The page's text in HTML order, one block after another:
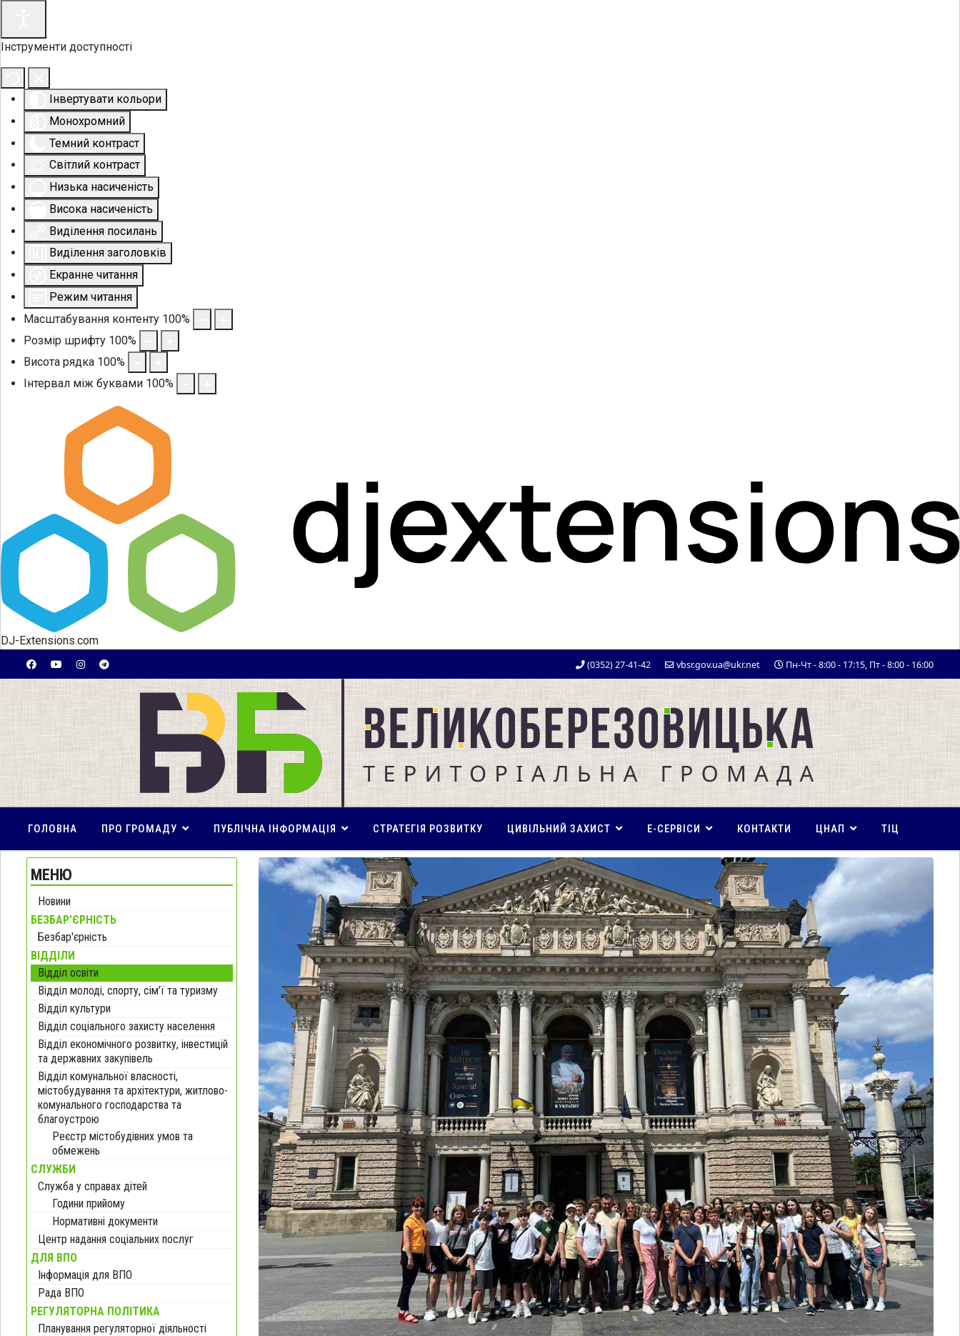
Інструменти доступності
Інвертувати кольори
Монохромний
Темний контраст
Світлий контраст
Низька насиченість
Висока насиченість
Виділення посилань
Виділення заголовків
Екранне читання
Режим читання
Масштабування контенту 100%
Розмір шрифту 100%
Висота рядка 100%
Інтервал між буквами 100%
DJ-Extensions.com
(0352) 27-41-42 vbsr.gov.ua@ukr.net Пн-Чт - 8:00 - 17:15, Пт - 8:00 - 16:00
ГОЛОВНА ПРО ГРОМАДУ ПУБЛІЧНА ІНФОРМАЦІЯ СТРАТЕГІЯ РОЗВИТКУ ЦИВІЛЬНИЙ ЗАХИСТ E-СЕРВІСИ КОНТАКТИ ЦНАП ТІЦ
МЕНЮ
Новини
БЕЗБАР'ЄРНІСТЬ
Безбар'єрність
ВІДДІЛИ
Відділ освіти
Відділ молоді, спорту, сім’ї та туризму
Відділ культури
Відділ соціального захисту населення
Відділ економічного розвитку, інвестицій
та державних закупівель
Відділ комунальної власності,
містобудування та архітектури, житлово-
комунального господарства та
благоустрою
Реєстр містобудівних умов та
обмежень
СЛУЖБИ
Служба у справах дітей
Години прийому
Нормативні документи
Центр надання соціальних послуг
ДЛЯ ВПО
Інформація для ВПО
Рада ВПО
РЕГУЛЯТОРНА ПОЛІТИКА
Планування регуляторної діяльності